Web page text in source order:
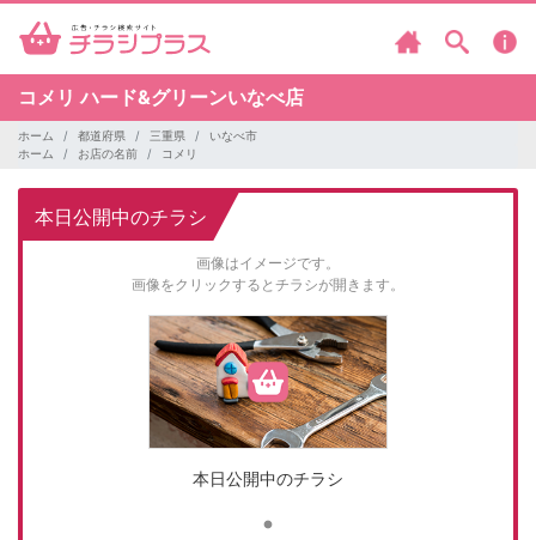
コメリハード&グリーンいなべ店
ホーム 都道府県 三重県
いなべ市
ホーム
お店の名前 コメリ
本日公開中のチラシ
画像はイメージです。
画像をクリックするとチラシが開きます。
本日公開中のチラシ